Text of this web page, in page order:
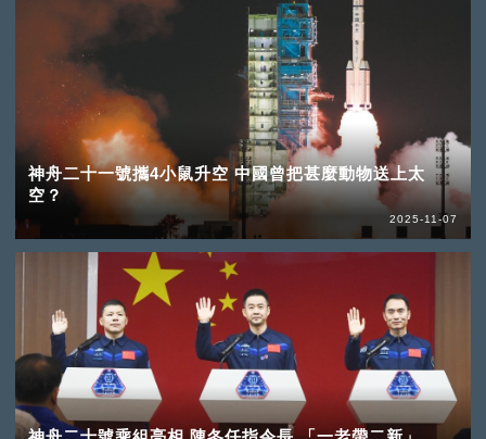
神舟二十一號攜4小鼠升空 中國曾把甚麼動物送上太
空？
2025-11-07